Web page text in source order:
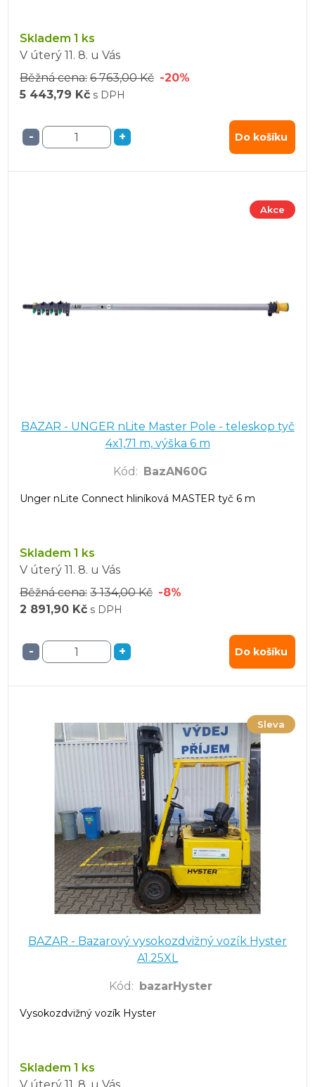
Skladem 1 ks
V úterý 11. 8. u Vás
Běžná cena: 6 763,00 Kč -20%
5 443,79 Kč s DPH
- + Do košíku
Akce
BAZAR - UNGER nLite Master Pole - teleskop tyč
4x1,71 m, výška 6 m
Kód : BazAN60G
Unger nLite Connect hliníková MASTER tyč 6 m
Skladem 1 ks
V úterý 11. 8. u Vás
Běžná cena: 3 134,00 Kč -8%
2 891,90 Kč s DPH
- + Do košíku
Sleva
BAZAR - Bazarový vysokozdvižný vozík Hyster
A1.25XL
Kód : bazarHyster
Vysokozdvižný vozík Hyster
Skladem 1 ks